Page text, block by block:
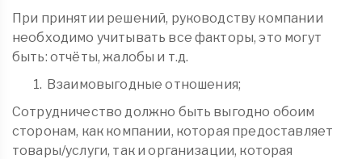
При принятии решений, руководству компании
необходимо учитывать все факторы, это могут
быть: отчёты, жалобы и т.д.
Взаимовыгодные отношения;
Сотрудничество должно быть выгодно обоим
сторонам, как компании, которая предоставляет
товары/услуги, так и организации, которая